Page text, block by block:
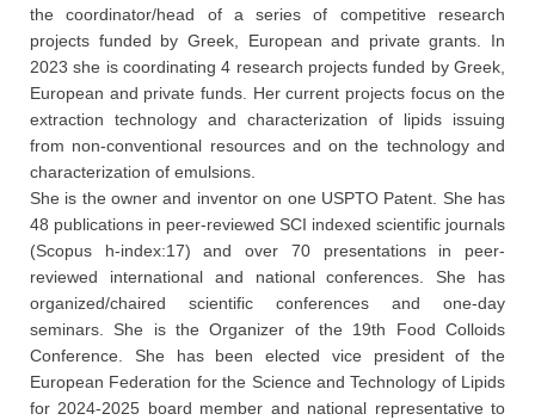
the coordinator/head of a series of competitive research
projects funded by Greek, European and private grants. In
2023 she is coordinating 4 research projects funded by Greek,
European and private funds. Her current projects focus on the
extraction technology and characterization of lipids issuing
from non-conventional resources and on the technology and
characterization of emulsions.
She is the owner and inventor on one USPTO Patent. She has
48 publications in peer-reviewed SCI indexed scientific journals
(Scopus h-index:17) and over 70 presentations in peer-
reviewed international and national conferences. She has
organized/chaired scientific conferences and one-day
seminars. She is the Organizer of the 19th Food Colloids
Conference. She has been elected vice president of the
European Federation for the Science and Technology of Lipids
for 2024-2025 board member and national representative to